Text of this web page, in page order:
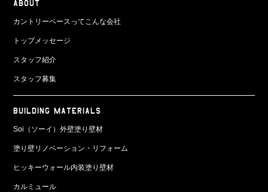
ABOUT
カントリーベースってこんな会社
トップメッセージ
スタッフ紹介
スタッフ募集
BUILDING MATERIALS
Soi（ソーイ）外壁塗り壁材
塗り壁リノベーション・リフォーム
ヒッキーウォール内装塗り壁材
カルミュール